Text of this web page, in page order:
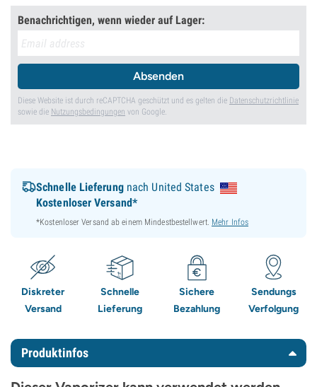
Benachrichtigen, wenn wieder auf Lager:
Absenden
Diese Website ist durch reCAPTCHA geschützt und es gelten die Datenschutzrichtlinie
sowie die Nutzungsbedingungen von Google.
Schnelle Lieferungnach United States
Kostenloser Versand*
*Kostenloser Versand ab einem Mindestbestellwert. Mehr Infos
Diskreter
Versand
Schnelle
Lieferung
Sichere
Bezahlung
Sendungs
Verfolgung
Produktinfos